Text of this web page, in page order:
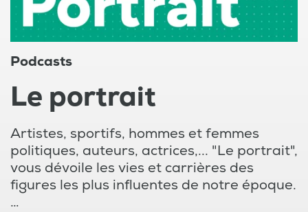
Podcasts
Le portrait
Artistes, sportifs, hommes et femmes
politiques, auteurs, actrices,... "Le portrait",
vous dévoile les vies et carrières des
figures les plus influentes de notre époque.